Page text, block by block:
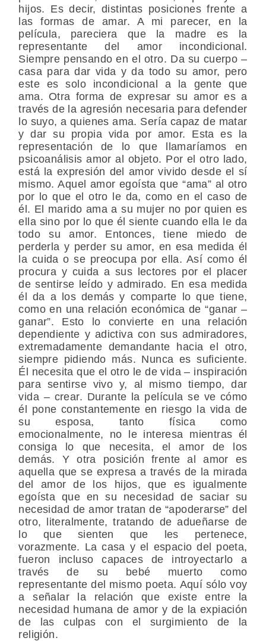
hijos. Es decir, distintas posiciones frente a
las formas de amar. A mi parecer, en la
película, pareciera que la madre es la
representante del amor incondicional.
Siempre pensando en el otro. Da su cuerpo –
casa para dar vida y da todo su amor, pero
este es solo incondicional a la gente que
ama. Otra forma de expresar su amor es a
través de la agresión necesaria para defender
lo suyo, a quienes ama. Sería capaz de matar
y dar su propia vida por amor. Esta es la
representación de lo que llamaríamos en
psicoanálisis amor al objeto. Por el otro lado,
está la expresión del amor vivido desde el sí
mismo. Aquel amor egoísta que “ama” al otro
por lo que el otro le da, como en el caso de
él. El marido ama a su mujer no por quien es
ella sino por lo que él siente cuando ella le da
todo su amor. Entonces, tiene miedo de
perderla y perder su amor, en esa medida él
la cuida o se preocupa por ella. Así como él
procura y cuida a sus lectores por el placer
de sentirse leído y admirado. En esa medida
él da a los demás y comparte lo que tiene,
como en una relación económica de “ganar –
ganar”. Esto lo convierte en una relación
dependiente y adictiva con sus admiradores,
extremadamente demandante hacia el otro,
siempre pidiendo más. Nunca es suficiente.
Él necesita que el otro le de vida – inspiración
para sentirse vivo y, al mismo tiempo, dar
vida – crear. Durante la película se ve cómo
él pone constantemente en riesgo la vida de
su esposa, tanto física como
emocionalmente, no le interesa mientras él
consiga lo que necesita, el amor de los
demás. Y otra posición frente al amor es
aquella que se expresa a través de la mirada
del amor de los hijos, que es igualmente
egoísta que en su necesidad de saciar su
necesidad de amor tratan de “apoderarse” del
otro, literalmente, tratando de adueñarse de
lo que sienten que les pertenece,
vorazmente. La casa y el espacio del poeta,
fueron incluso capaces de introyectarlo a
través de su bebé muerto como
representante del mismo poeta. Aquí sólo voy
a señalar la relación que existe entre la
necesidad humana de amor y de la expiación
de las culpas con el surgimiento de la
religión.